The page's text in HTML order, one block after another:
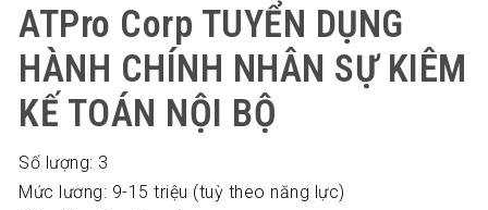
ATPro Corp TUYỂN DỤNG
HÀNH CHÍNH NHÂN SỰ KIÊM
KẾ TOÁN NỘI BỘ
Số lượng: 3
Mức lương: 9-15 triệu (tuỳ theo năng lực)